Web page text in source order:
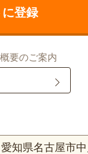
登録
要のご案内
知県名古屋市